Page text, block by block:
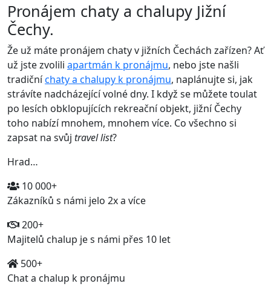
Pronájem chaty a chalupy Jižní
Čechy.
Že už máte pronájem chaty v jižních Čechách zařízen? Ať
už jste zvolili apartmán k pronájmu, nebo jste našli
tradičníchaty a chalupy k pronájmu, naplánujte si, jak
strávíte nadcházející volné dny. I když se můžete toulat
po lesích obklopujících rekreační objekt, jižní Čechy
toho nabízí mnohem, mnohem více. Co všechno si
zapsat na svůj travel list?
Hrad…
10 000+
Zákazníků s námi jelo 2x a více
200+
Majitelů chalup je s námi přes 10 let
500+
Chat a chalup k pronájmu